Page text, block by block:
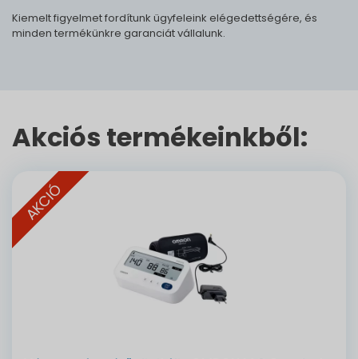
Kiemelt figyelmet fordítunk ügyfeleink elégedettségére, és
minden termékünkre garanciát vállalunk.
Akciós termékeinkből:
AKCIÓ